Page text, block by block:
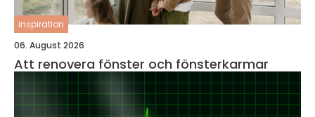
inspiration
06. August 2026
Att renovera fönster och fönsterkarmar